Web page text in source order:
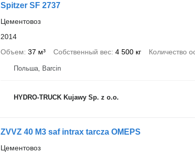
Spitzer SF 2737
Цементовоз
2014
Объем 37 м³ Собственный вес 4 500 кг Количество
Польша, Barcin
HYDRO-TRUCK Kujawy Sp. z o.o.
ZVVZ 40 M3 saf intrax tarcza OMEPS
Цементовоз